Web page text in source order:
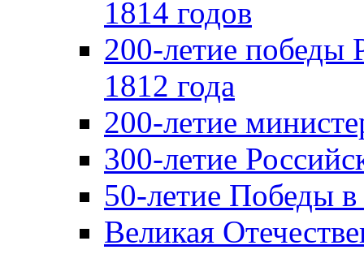
1814 годов
200-летие победы
1812 года
200-летие
300-летие
50-летие Победы
Великая